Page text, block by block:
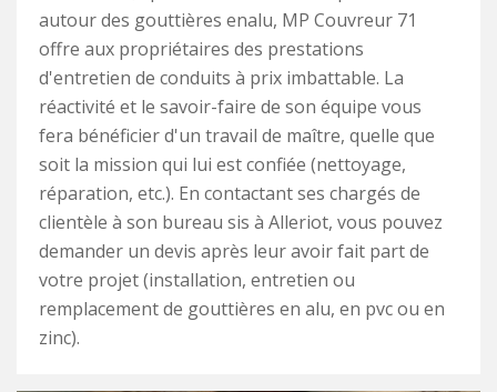
autour des gouttières enalu, MP Couvreur 71
offre aux propriétaires des prestations
d'entretien de conduits à prix imbattable. La
réactivité et le savoir-faire de son équipe vous
fera bénéficier d'un travail de maître, quelle que
soit la mission qui lui est confiée (nettoyage,
réparation, etc.). En contactant ses chargés de
clientèle à son bureau sis à Alleriot, vous pouvez
demander un devis après leur avoir fait part de
votre projet (installation, entretien ou
remplacement de gouttières en alu, en pvc ou en
zinc).